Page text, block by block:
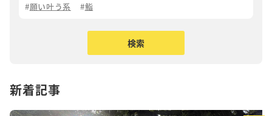
願い叶う系
鮨
新着記事